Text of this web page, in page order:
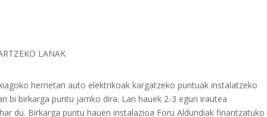
herrietan auto elektrikoak kargatzeko puntuak instalatzeko
bi birkarga puntu jarriko dira. Lan hauek 2-3 egun irautea
du. Birkarga puntu hauen instalazioa Foru Aldundiak finantzatuko